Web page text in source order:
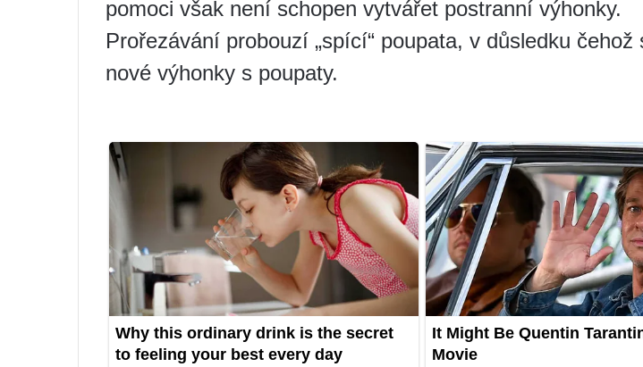
pomoci však není schopen vytvářet postranní výhonky.
Prořezávání probouzí „spící“ poupata, v důsledku čehož
nové výhonky s poupaty.